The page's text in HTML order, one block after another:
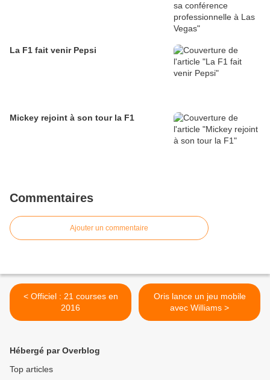
La F1 fait venir Pepsi
Mickey rejoint à son tour la F1
Commentaires
Ajouter un commentaire
< Officiel : 21 courses en
2016
Oris lance un jeu mobile
avec Williams >
Hébergé par Overblog
Top articles